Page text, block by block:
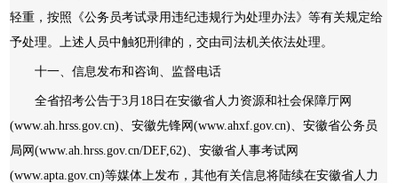
轻重，按照《公务员考试录用违纪违规行为处理办法》等有关规定给
予处理。上述人员中触犯刑律的，交由司法机关依法处理。
十一、信息发布和咨询、监督电话
全省招考公告于3月18日在安徽省人力资源和社会保障厅网
(www.ah.hrss.gov.cn)、安徽先锋网(www.ahxf.gov.cn)、安徽省公务员
局网(www.ah.hrss.gov.cn/DEF,62)、安徽省人事考试网
(www.apta.gov.cn)等媒体上发布，其他有关信息将陆续在安徽省人力